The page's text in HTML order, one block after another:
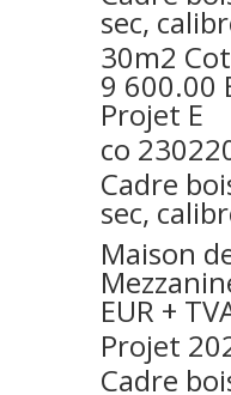
sec,
30m2
9 600.00
Projet E
co
Cadre
sec,
Maison
EUR +
Projet
Cadre